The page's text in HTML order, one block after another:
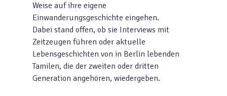
Weise auf ihre eigene
Einwanderungsgeschichte eingehen.
Dabei stand offen, ob sie Interviews mit
Zeitzeugen führen oder aktuelle
Lebensgeschichten von in Berlin lebenden
Tamilen, die der zweiten oder dritten
Generation angehören, wiedergeben.